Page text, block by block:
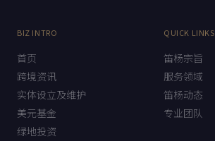
BIZ INTRO
首页
跨境资讯
实体设立及维护
美元基金
绿地投资
QUICK LINKS
笛杨宗旨
服务领域
笛杨动态
专业团队